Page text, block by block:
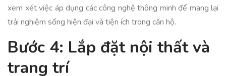
xem xét việc áp dụng các công nghệ thông minh để mang lại
trải nghiệm sống hiện đại và tiện ích trong căn hộ.
Bước 4: Lắp đặt nội thất và
trang trí